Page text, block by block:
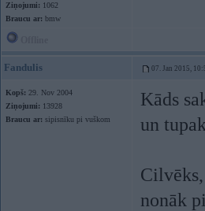
Ziņojumi: 1062
Braucu ar: bmw
Fandulis 07. Jan 2015,
Kopš: 29. Nov 2004
Ziņojumi: 13928
Braucu ar: sipisnīku pi vuškom
Kāds
un
nonāk